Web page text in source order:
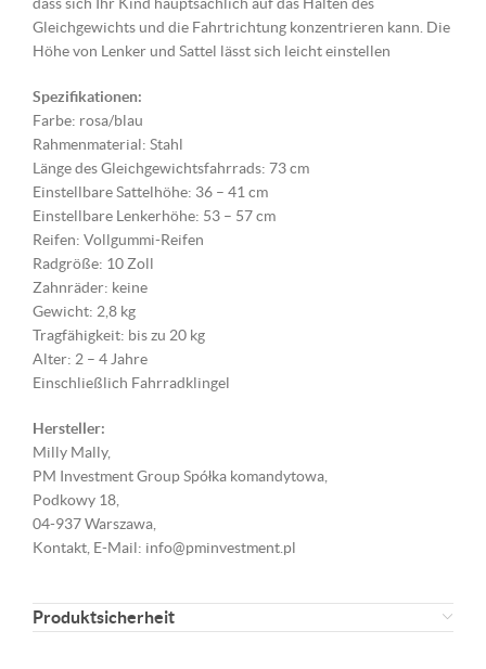
dass sich Ihr Kind hauptsächlich auf das Halten des
Gleichgewichts und die Fahrtrichtung konzentrieren kann. Die
Höhe von Lenker und Sattel lässt sich leicht einstellen
Spezifikationen:
Farbe: rosa/blau
Rahmenmaterial: Stahl
Länge des Gleichgewichtsfahrrads: 73 cm
Einstellbare Sattelhöhe: 36 – 41 cm
Einstellbare Lenkerhöhe: 53 – 57 cm
Reifen: Vollgummi-Reifen
Radgröße: 10 Zoll
Zahnräder: keine
Gewicht: 2,8 kg
Tragfähigkeit: bis zu 20 kg
Alter: 2 – 4 Jahre
Einschließlich Fahrradklingel
Hersteller:
Milly Mally,
PM Investment Group Spółka komandytowa,
Podkowy 18,
04-937 Warszawa,
Kontakt, E-Mail: info@pminvestment.pl
Produktsicherheit